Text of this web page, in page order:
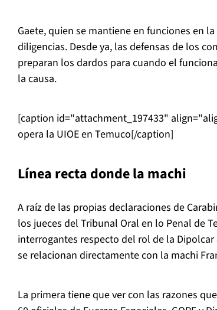
Gaete, quien se mantiene en funciones en
diligencias. Desde ya, las defensas de los
preparan los dardos para cuando el
la causa.
[caption id="attachment_197433"
opera la UIOE en Temuco[/caption]
Línea recta donde la machi
A raíz de las propias declaraciones de
los jueces del Tribunal Oral en lo Penal de
interrogantes respecto del rol de la Dipolcar
se relacionan directamente con la machi
La primera tiene que ver con las razones